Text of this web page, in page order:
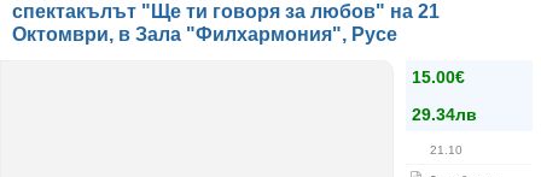
спектакълът "Ще ти говоря за любов" на 21
Октомври, в Зала "Филхармония", Русе
15.00€
29.34лв
21.10